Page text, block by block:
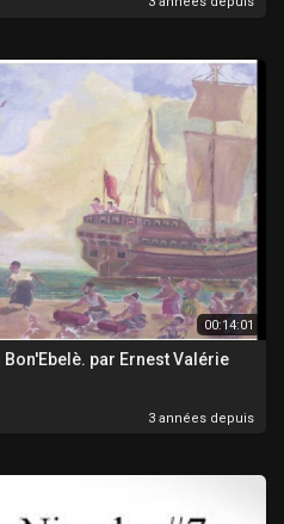
00:14:01
par Ernest Valérie
3 années depuis